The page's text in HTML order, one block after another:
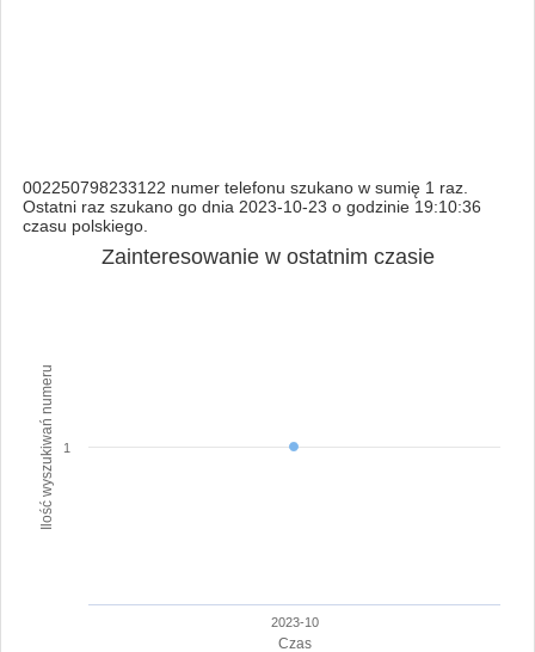
002250798233122 numer telefonu szukano w sumię 1 raz.
Ostatni raz szukano go dnia 2023-10-23 o godzinie 19:10:36
czasu polskiego.
Czas
Ilość wyszukiwań numeru
Zainteresowanie w ostatnim czasie
2023-10
1